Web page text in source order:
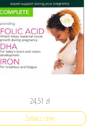
24,51 zł
Zobacz cenę